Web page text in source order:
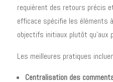
requièrent des retours précis
efficace spécifie les éléments
objectifs initiaux plutôt qu'aux
Les meilleures pratiques
Centralisation des